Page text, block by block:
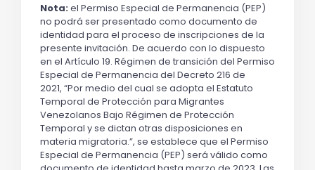
Nota: el Permiso Especial de Permanencia (PEP)
no podrá ser presentado como documento de
identidad para el proceso de inscripciones de la
presente invitación. De acuerdo con lo dispuesto
en el Artículo 19. Régimen de transición del Permiso
Especial de Permanencia del Decreto 216 de
2021, “Por medio del cual se adopta el Estatuto
Temporal de Protección para Migrantes
Venezolanos Bajo Régimen de Protección
Temporal y se dictan otras disposiciones en
materia migratoria.”, se establece que el Permiso
Especial de Permanencia (PEP) será válido como